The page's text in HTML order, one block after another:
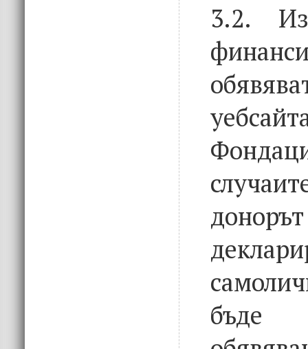
3.2.
бъде